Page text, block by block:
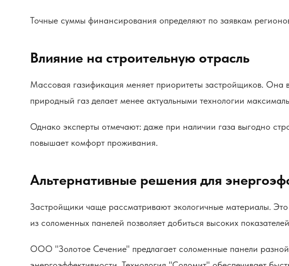
Точные суммы финансирования определяют по заявкам
Влияние на строительную отрасль
Массовая газификация меняет приоритеты застройщиков. Она
природный газ делает менее актуальными технологии
Однако эксперты отмечают: даже при наличии газа выгодно
повышает комфорт проживания.
Альтернативные решения для
Застройщики чаще рассматривают экологичные материалы.
из соломенных панелей позволяет добиться высоких
ООО "Золотое Сечение" предлагает соломенные панели